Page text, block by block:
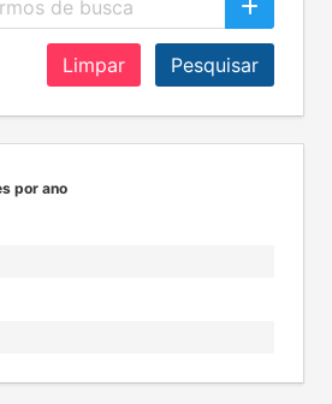
Limpar Pesquisar
por ano